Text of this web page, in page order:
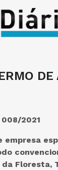
DE
008/2021
empresa
Floresta,